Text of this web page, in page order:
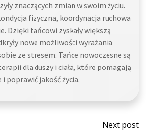
znaczących zmian w swoim życiu.
fizyczna, koordynacja ruchowa
Dzięki tańcowi zyskały większą
nowe możliwości wyrażania
ze stresem. Tańce nowoczesne są
dla duszy i ciała, które pomagają
poprawić jakość życia.
Post
Next post